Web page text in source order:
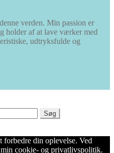
verden. Min passion er
holder af at lave værker med
udtryksfulde og
Søg
forbedre din oplevelse. Ved
cookie- og privatlivspolitik.